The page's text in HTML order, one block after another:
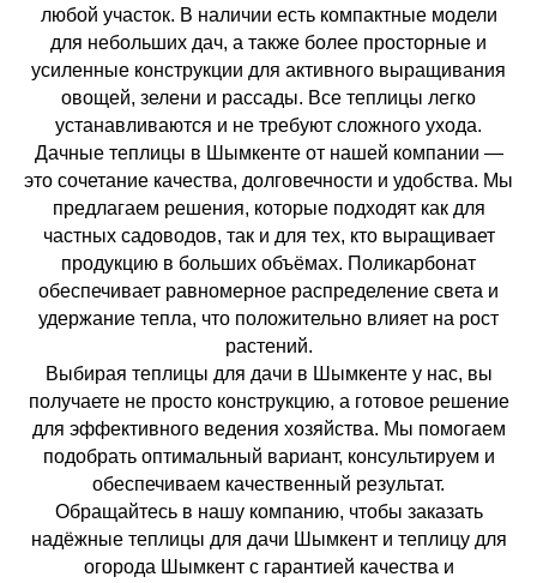
любой участок. В наличии есть компактные модели
для небольших дач, а также более просторные и
усиленные конструкции для активного выращивания
овощей, зелени и рассады. Все теплицы легко
устанавливаются и не требуют сложного ухода.
Дачные теплицы в Шымкенте от нашей компании —
это сочетание качества, долговечности и удобства. Мы
предлагаем решения, которые подходят как для
частных садоводов, так и для тех, кто выращивает
продукцию в больших объёмах. Поликарбонат
обеспечивает равномерное распределение света и
удержание тепла, что положительно влияет на рост
растений.
Выбирая теплицы для дачи в Шымкенте у нас, вы
получаете не просто конструкцию, а готовое решение
для эффективного ведения хозяйства. Мы помогаем
подобрать оптимальный вариант, консультируем и
обеспечиваем качественный результат.
Обращайтесь в нашу компанию, чтобы заказать
надёжные теплицы для дачи Шымкент и теплицу для
огорода Шымкент с гарантией качества и